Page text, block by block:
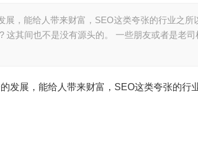
，能给人带来财富，SEO这类夸张的行业之所
其间也不是没有源头的。 一些朋友或者是老司
发展，能给人带来财富，SEO这类夸张的行